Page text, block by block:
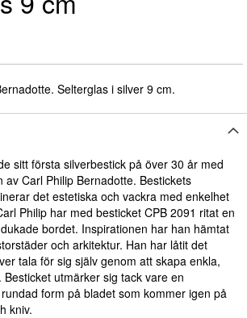
Selterglas i silver 9 cm.
sitt första silverbestick på över 30 år med
av Carl Philip Bernadotte. Bestickets
det estetiska och vackra med enkelhet
Philip har med besticket CPB 2091 ritat en
bordet. Inspirationen har han hämtat
och arkitektur. Han har låtit det
tala för sig själv genom att skapa enkla,
utmärker sig tack vare en
form på bladet som kommer igen på
kniv.